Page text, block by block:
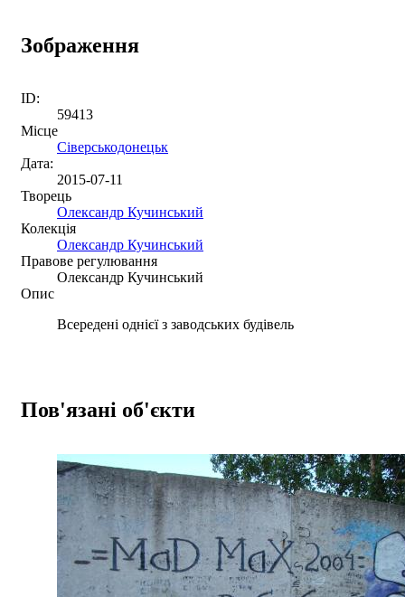
Зображення
ID:
59413
Місце
Сіверськодонецьк
Дата:
2015-07-11
Творець
Олександр Кучинський
Колекція
Олександр Кучинський
Правове регулювання
Олександр Кучинський
Опис
Всередені однієї з заводських будівель
Пов'язані об'єкти